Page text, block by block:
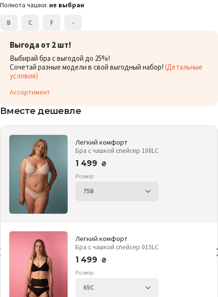
Полнота чашки: не выбран
B C F -
Выгода от 2 шт!
Выбирай бра с выгодой до 25%!
Сочетай разные модели в свой выгодный набор! (Детальные
условия)
Ассортимент
Вместе дешевле
Легкий комфорт
Бра с чашкой спейсер 108LC
1 499
₴
Розмір:
Легкий комфорт
Бра с чашкой спейсер 015LC
1 499
₴
Розмір: